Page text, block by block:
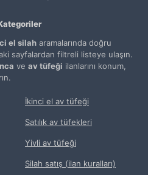
el silah aramalarında doğru
sayfalardan filtreli listeye ulaşın.
ve av tüfeği ilanlarını konum,
İkinci el av tüfeği
Satılık av tüfekleri
Yivli av tüfeği
Silah satış (ilan kuralları)